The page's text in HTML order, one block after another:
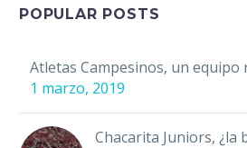
faltó?
POPULAR POSTS
Atletas Campesinos, un
1 marzo, 2019
Chacarita Juniors, ¿la